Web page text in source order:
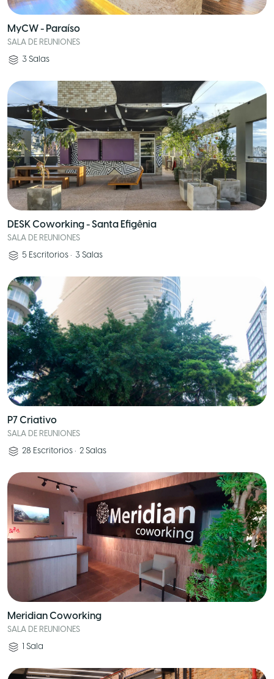
MyCW - Paraíso
SALA DE REUNIONES
3 Salas
DESK Coworking - Santa Efigênia
SALA DE REUNIONES
5 Escritorios • 3 Salas
P7 Criativo
SALA DE REUNIONES
28 Escritorios • 2 Salas
Meridian Coworking
SALA DE REUNIONES
1 Sala